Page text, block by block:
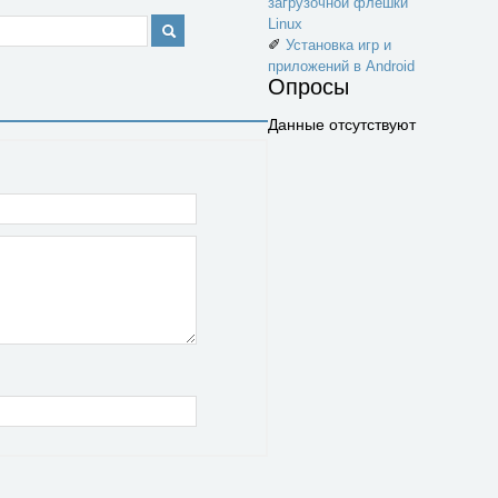
Linux
✐ Установка игр и
приложений в Android
Опросы
Данные отсутствуют